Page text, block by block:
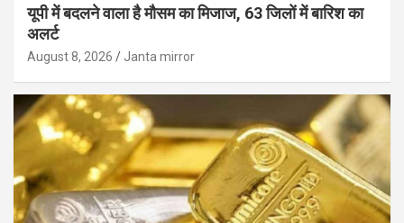
यूपी में बदलने वाला है मौसम का मिजाज, 63 जिलों में बारिश का
अलर्ट
August 8, 2026 Janta mirror